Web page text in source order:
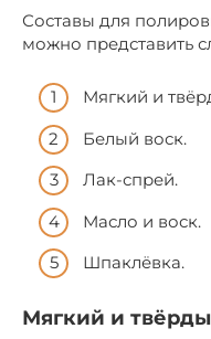
Составы для
можно представить
Мягкий и
Белый воск.
Лак-спрей.
Масло и воск.
Шпаклёвка.
Мягкий и